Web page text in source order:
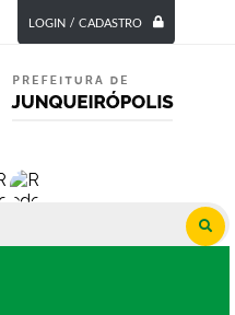
LOGIN / CADASTRO